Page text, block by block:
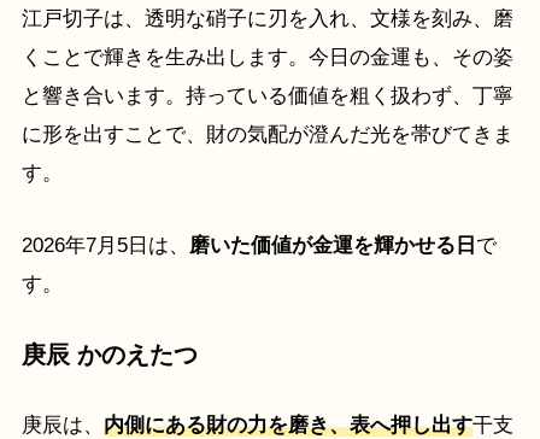
江戸切子は、透明な硝子に刃を入れ、文様を刻み、磨
くことで輝きを生み出します。今日の金運も、その姿
と響き合います。持っている価値を粗く扱わず、丁寧
に形を出すことで、財の気配が澄んだ光を帯びてきま
す。
2026年7月5日は、 磨いた価値が金運を輝かせる日 で
す。
庚辰 かのえたつ
庚辰は、 内側にある財の力を磨き、表へ押し出す干支